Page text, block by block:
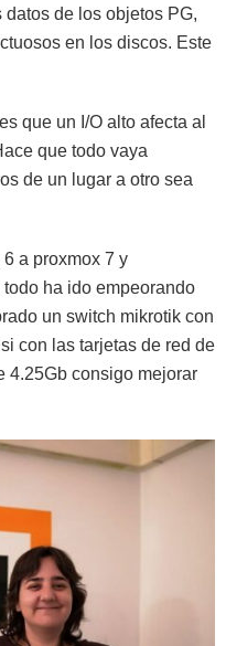
de los objetos PG,
en los discos. Este
que un I/O alto afecta al
que todo vaya
de un lugar a otro sea
a proxmox 7 y
ha ido empeorando
un switch mikrotik con
con las tarjetas de red de
4.25Gb consigo mejorar